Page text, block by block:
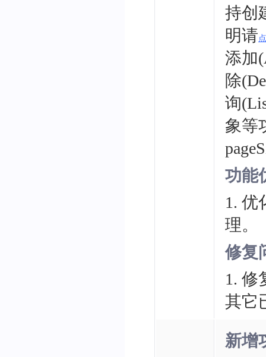
持创
明请
添加
除
询
象等
功能
1. 优
理。
修复
1. 修
其它
新增